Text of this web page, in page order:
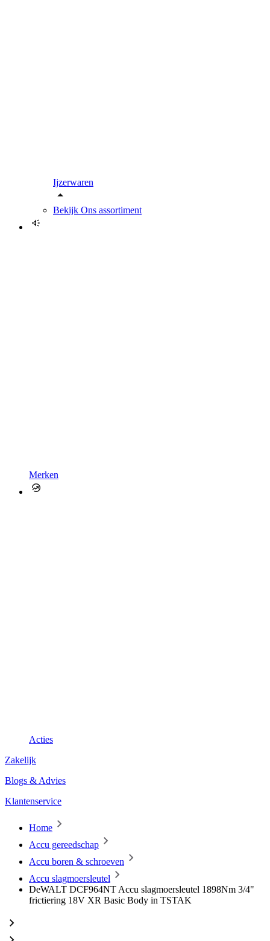
Ijzerwaren
Bekijk Ons assortiment
Merken
Acties
Zakelijk
Blogs & Advies
Klantenservice
Home
Accu gereedschap
Accu boren & schroeven
Accu slagmoersleutel
DeWALT DCF964NT Accu slagmoersleutel 1898Nm 3/4"
frictiering 18V XR Basic Body in TSTAK